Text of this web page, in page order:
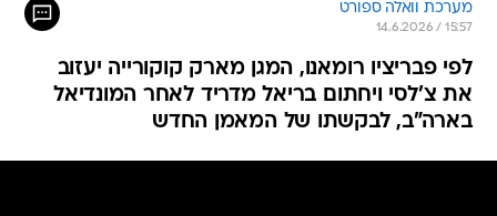
מערכת וואלה ספורט
14.6.2026 / 15:57
לפי פבריציו רומאנו, המגן מארק קוקורייה יעזוב
את צ'לסי ויחתום בריאל מדריד לאחר המונדיאל
בארה"ב, לבקשתו של המאמן החדש